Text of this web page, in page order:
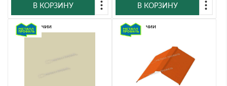
В КОРЗИНУ
В КОРЗИНУ
В наличии В наличии